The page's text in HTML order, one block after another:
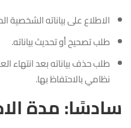
الاطلاع على بياناته الشخصية
طلب تصحيح أو تحديث بياناته.
طلب حذف بياناته بعد انتهاء
نظامي بالاحتفاظ بها.
سادسًا: مدة